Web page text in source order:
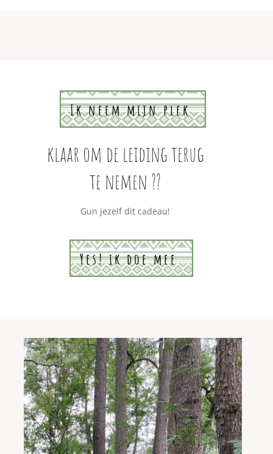
Ik neem mijn plek
klaar om de leiding terug
te nemen ??
Gun jezelf dit cadeau!
Yes! ik doe mee